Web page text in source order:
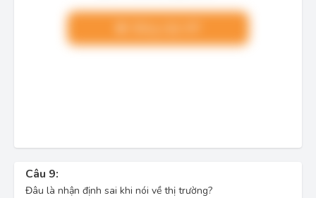
Câu 9:
Đâu là nhận định sai khi nói về thị trường?